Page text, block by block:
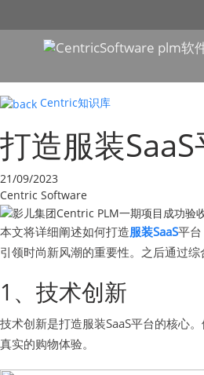
Centric知识库
打造服装
21/09/2023
Centric Software
本文将详细阐述如何打造服装SaaS平
引领时尚新风潮的重要性。之后通过
1、技术创新
技术创新是打造服装SaaS平台的核心
真实的购物体验。